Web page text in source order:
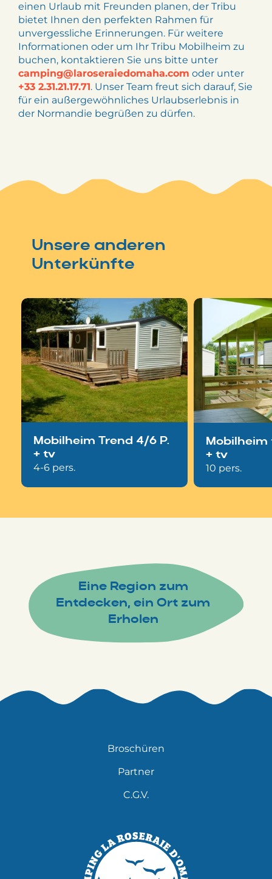
einen Urlaub mit Freunden planen, der Tribu
bietet Ihnen den perfekten Rahmen für
unvergessliche Erinnerungen. Für weitere
Informationen oder um Ihr Tribu Mobilheim zu
buchen, kontaktieren Sie uns bitte unter
camping@laroseraiedomaha.com oder unter
+33 2.31.21.17.71. Unser Team freut sich darauf, Sie
für ein außergewöhnliches Urlaubserlebnis in
der Normandie begrüßen zu dürfen.
Unsere anderen
Unterkünfte
Mobilheim Trend 4/6 P.
+ tv
4-6 pers.
Mobilheim
+ tv
10 pers.
Eine Region zum
Entdecken, ein Ort zum
Erholen
Broschüren
Partner
C.G.V.